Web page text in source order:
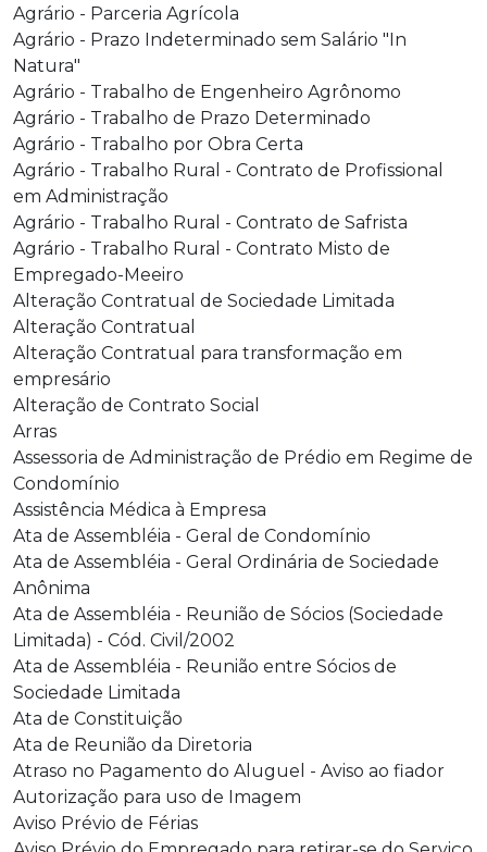
Agrário - Parceria Agrícola
Agrário - Prazo Indeterminado sem Salário "In
Natura"
Agrário - Trabalho de Engenheiro Agrônomo
Agrário - Trabalho de Prazo Determinado
Agrário - Trabalho por Obra Certa
Agrário - Trabalho Rural - Contrato de Profissional
em Administração
Agrário - Trabalho Rural - Contrato de Safrista
Agrário - Trabalho Rural - Contrato Misto de
Empregado-Meeiro
Alteração Contratual de Sociedade Limitada
Alteração Contratual
Alteração Contratual para transformação em
empresário
Alteração de Contrato Social
Arras
Assessoria de Administração de Prédio em Regime de
Condomínio
Assistência Médica à Empresa
Ata de Assembléia - Geral de Condomínio
Ata de Assembléia - Geral Ordinária de Sociedade
Anônima
Ata de Assembléia - Reunião de Sócios (Sociedade
Limitada) - Cód. Civil/2002
Ata de Assembléia - Reunião entre Sócios de
Sociedade Limitada
Ata de Constituição
Ata de Reunião da Diretoria
Atraso no Pagamento do Aluguel - Aviso ao fiador
Autorização para uso de Imagem
Aviso Prévio de Férias